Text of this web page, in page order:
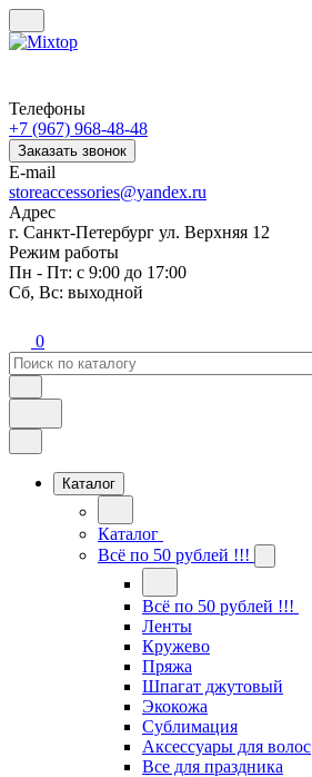
Телефоны
+7 (967) 968-48-48
Заказать звонок
E-mail
storeaccessories@yandex.ru
Адрес
г. Санкт-Петербург ул. Верхняя 12
Режим работы
Пн - Пт: с 9:00 до 17:00
Сб, Вс: выходной
0
Каталог
Каталог
Всё по 50 рублей !!!
Всё по 50 рублей !!!
Ленты
Кружево
Пряжа
Шпагат джутовый
Экокожа
Сублимация
Аксессуары для волос
Все для праздника